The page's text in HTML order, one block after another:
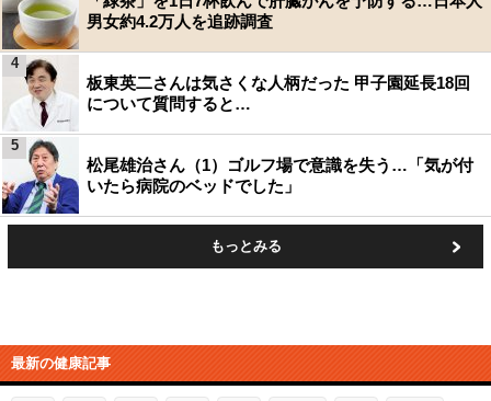
男女約4.2万人を追跡調査
板東英二さんは気さくな人柄だった 甲子園延長18回
について質問すると…
4
松尾雄治さん（1）ゴルフ場で意識を失う…「気が付
いたら病院のベッドでした」
5
もっとみる
最新の健康記事